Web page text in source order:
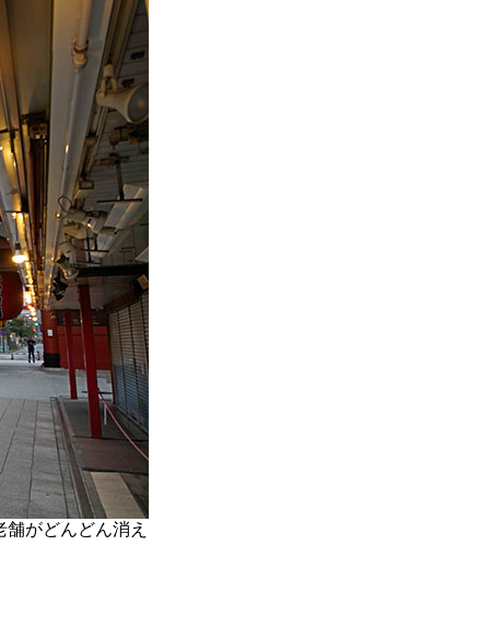
がどんどん消え